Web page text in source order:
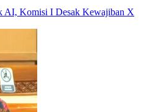
AI, Komisi I Desak Kewajiban X